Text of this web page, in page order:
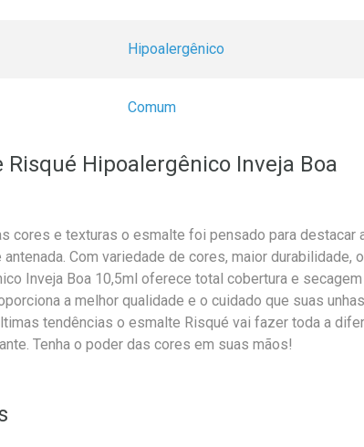
Hipoalergênico
Comum
Risqué Hipoalergênico Inveja Boa
cores e texturas o esmalte foi pensado para destacar
Com variedade de cores, maior durabilidade, o
Inveja Boa 10,5ml oferece total cobertura e secagem
a melhor qualidade e o cuidado que suas unhas
tendências o esmalte Risqué vai fazer toda a
Tenha o poder das cores em suas mãos!